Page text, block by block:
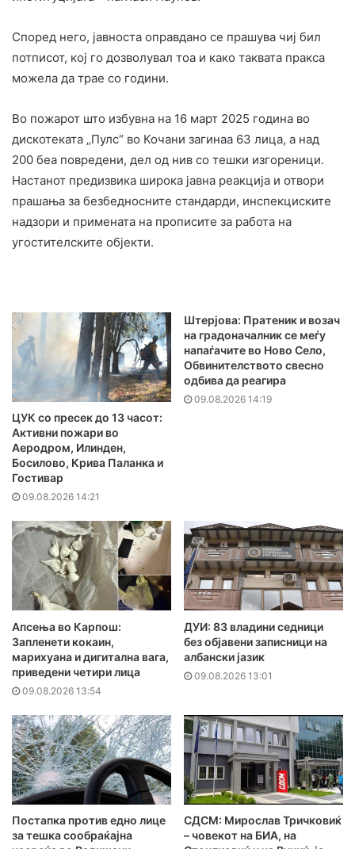
Според него, јавноста оправдано се прашува чиј бил
потписот, кој го дозволувал тоа и како таквата пракса
можела да трае со години.
Во пожарот што избувна на 16 март 2025 година во
дискотеката „Пулс“ во Кочани загинаа 63 лица, а над
200 беа повредени, дел од нив со тешки изгореници.
Настанот предизвика широка јавна реакција и отвори
прашања за безбедносните стандарди, инспекциските
надзори и примената на прописите за работа на
угостителските објекти.
ЦУК со пресек до 13 часот:
Активни пожари во
Аеродром, Илинден,
Босилово, Крива Паланка и
Гостивар
09.08.2026 14:21
Штерјова: Пратеник и возач
на градоначалник се меѓу
напаѓачите во Ново Село,
Обвинителството свесно
одбива да реагира
09.08.2026 14:19
Апсења во Карпош:
Запленети кокаин,
марихуана и дигитална вага,
приведени четири лица
09.08.2026 13:54
ДУИ: 83 владини седници
без објавени записници на
албански јазик
09.08.2026 13:01
Постапка против едно лице
за тешка сообраќајна
СДСМ: Мирослав Тричковиќ
– човекот на БИА, на